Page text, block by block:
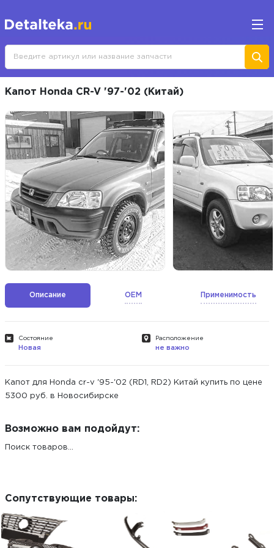
Капот Honda CR-V '97-'02 (Китай)
Описание OEM Применимость
Состояние
Новая
Расположение
не важно
Капот для Honda cr-v '95-'02 (RD1, RD2) Китай купить по цене
5300 руб. в Новосибирске
Возможно вам подойдут:
Поиск товаров...
Сопутствующие товары: